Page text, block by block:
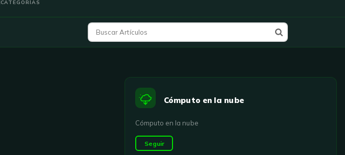
CATEGORÍAS
Cómputo en la nube
Cómputo en la nube
Seguir